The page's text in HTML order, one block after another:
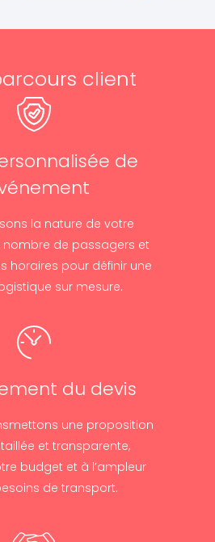
client
de
la nature de votre
nombre de passagers et
horaires pour définir une
sur mesure.
du devis
une proposition
et transparente,
budget et à l’ampleur
de transport.